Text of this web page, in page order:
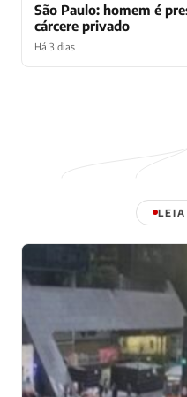
São Paulo: homem é
cárcere privado
Há 3 dias
LEIA